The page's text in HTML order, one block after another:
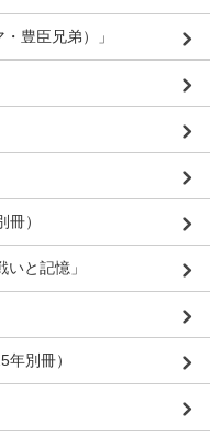
豊臣兄弟）」
）
と記憶」
別冊）